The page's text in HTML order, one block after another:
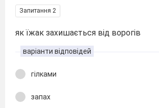
Запитання 2
як їжак захишається від ворогів
варіанти відповідей
гілками
запах